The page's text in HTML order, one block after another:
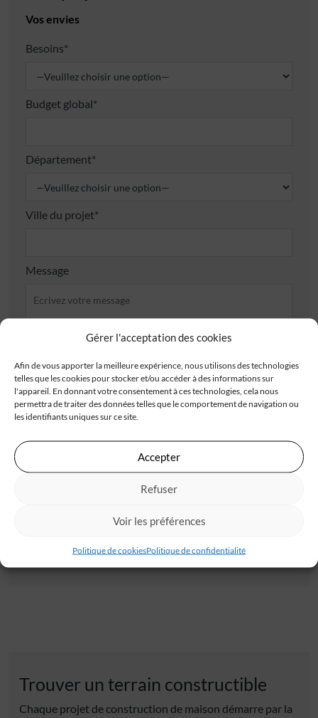
Gérer l'acceptation des cookies
Afin de vous apporter la meilleure expérience, nous utilisons des technologies
telles que les cookies pour stocker et/ou accéder à des informations sur
l'appareil. En donnant votre consentement à ces technologies, cela nous
permettra de traiter des données telles que le comportement de navigation ou
les identifiants uniques sur ce site.
Accepter
Refuser
Voir les préférences
Politique de cookiesPolitique de confidentialité
Vos envies
Besoins*
Budget global*
Département*
Ville du projet*
Message
J'accepte de recevoir les offres d'IGC
Je valide avoir pris connaissance de lapolitique de
confidentialité.
Les champs obligatoires sont marqués d’un astérisque (*). Les informations recueillies
règlementation applicable, vous disposez d’un droit d’accès, de rectification et
Trouver un terrain constructible
Chaque projet de construction de maison démarre par la